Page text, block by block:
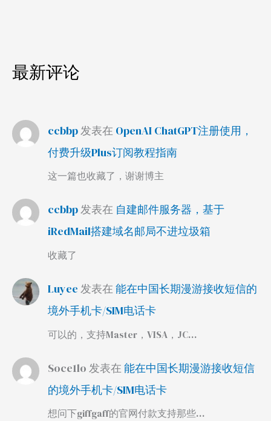
最新评论
ccbbp发表在 OpenAI ChatGPT注册使用，
付费升级Plus订阅教程指南
这一篇也收藏了，谢谢博主
ccbbp发表在 自建邮件服务器，基于
iRedMail搭建域名邮局不进垃圾箱
收藏了
Luyee 发表在能在中国长期漫游接收短信的
境外手机卡/SIM电话卡
可以的，支持Master，VISA，JC…
Soce1lo 发表在 能在中国长期漫游接收短信
的境外手机卡/SIM电话卡
想问下giffgaff的官网付款支持那些…